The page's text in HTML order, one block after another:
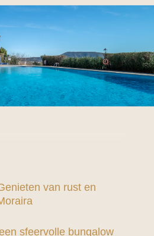
van rust en
sfeervolle bungalow